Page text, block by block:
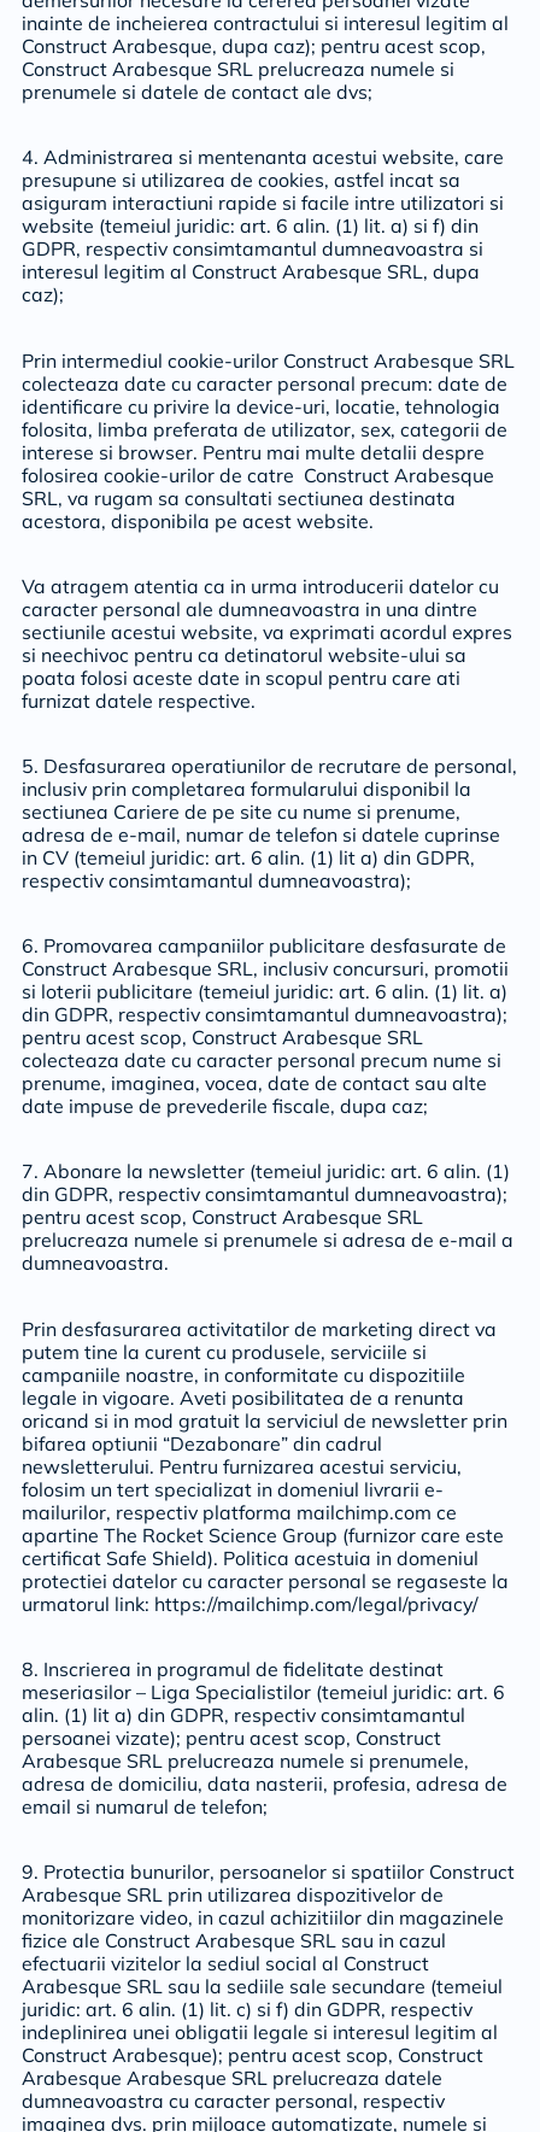
inainte de incheierea contractului si interesul legitim al
Construct Arabesque, dupa caz); pentru acest scop,
Construct Arabesque SRL prelucreaza numele si
prenumele si datele de contact ale dvs;
4. Administrarea si mentenanta acestui website, care
presupune si utilizarea de cookies, astfel incat sa
asiguram interactiuni rapide si facile intre utilizatori si
website (temeiul juridic: art. 6 alin. (1) lit. a) si f) din
GDPR, respectiv consimtamantul dumneavoastra si
interesul legitim al Construct Arabesque SRL, dupa
caz);
Prin intermediul cookie-urilor Construct Arabesque SRL
colecteaza date cu caracter personal precum: date de
identificare cu privire la device-uri, locatie, tehnologia
folosita, limba preferata de utilizator, sex, categorii de
interese si browser. Pentru mai multe detalii despre
folosirea cookie-urilor de catre Construct Arabesque
SRL, va rugam sa consultati sectiunea destinata
acestora, disponibila pe acest website.
Va atragem atentia ca in urma introducerii datelor cu
caracter personal ale dumneavoastra in una dintre
sectiunile acestui website, va exprimati acordul expres
si neechivoc pentru ca detinatorul website-ului sa
poata folosi aceste date in scopul pentru care ati
furnizat datele respective.
5. Desfasurarea operatiunilor de recrutare de personal,
inclusiv prin completarea formularului disponibil la
sectiunea Cariere de pe site cu nume si prenume,
adresa de e-mail, numar de telefon si datele cuprinse
in CV (temeiul juridic: art. 6 alin. (1) lit a) din GDPR,
respectiv consimtamantul dumneavoastra);
6. Promovarea campaniilor publicitare desfasurate de
Construct Arabesque SRL, inclusiv concursuri, promotii
si loterii publicitare (temeiul juridic: art. 6 alin. (1) lit. a)
din GDPR, respectiv consimtamantul dumneavoastra);
pentru acest scop, Construct Arabesque SRL
colecteaza date cu caracter personal precum nume si
prenume, imaginea, vocea, date de contact sau alte
date impuse de prevederile fiscale, dupa caz;
7. Abonare la newsletter (temeiul juridic: art. 6 alin. (1)
din GDPR, respectiv consimtamantul dumneavoastra);
pentru acest scop, Construct Arabesque SRL
prelucreaza numele si prenumele si adresa de e-mail a
dumneavoastra.
Prin desfasurarea activitatilor de marketing direct va
putem tine la curent cu produsele, serviciile si
campaniile noastre, in conformitate cu dispozitiile
legale in vigoare. Aveti posibilitatea de a renunta
oricand si in mod gratuit la serviciul de newsletter prin
bifarea optiunii “Dezabonare” din cadrul
newsletterului. Pentru furnizarea acestui serviciu,
folosim un tert specializat in domeniul livrarii e-
mailurilor, respectiv platforma mailchimp.com ce
apartine The Rocket Science Group (furnizor care este
certificat Safe Shield). Politica acestuia in domeniul
protectiei datelor cu caracter personal se regaseste la
urmatorul link: https://mailchimp.com/legal/privacy/
8. Inscrierea in programul de fidelitate destinat
meseriasilor – Liga Specialistilor (temeiul juridic: art. 6
alin. (1) lit a) din GDPR, respectiv consimtamantul
persoanei vizate); pentru acest scop, Construct
Arabesque SRL prelucreaza numele si prenumele,
adresa de domiciliu, data nasterii, profesia, adresa de
email si numarul de telefon;
9. Protectia bunurilor, persoanelor si spatiilor Construct
Arabesque SRL prin utilizarea dispozitivelor de
monitorizare video, in cazul achizitiilor din magazinele
fizice ale Construct Arabesque SRL sau in cazul
efectuarii vizitelor la sediul social al Construct
Arabesque SRL sau la sediile sale secundare (temeiul
juridic: art. 6 alin. (1) lit. c) si f) din GDPR, respectiv
indeplinirea unei obligatii legale si interesul legitim al
Construct Arabesque); pentru acest scop, Construct
Arabesque Arabesque SRL prelucreaza datele
dumneavoastra cu caracter personal, respectiv
imaginea dvs. prin mijloace automatizate, numele si